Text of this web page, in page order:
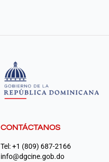
CONTÁCTANOS
Tel: +1 (809) 687-2166
info@dgcine.gob.do